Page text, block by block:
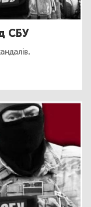
СБУ